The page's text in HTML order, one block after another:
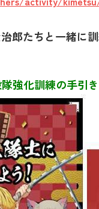
郎たちと一緒に
化訓練の手引